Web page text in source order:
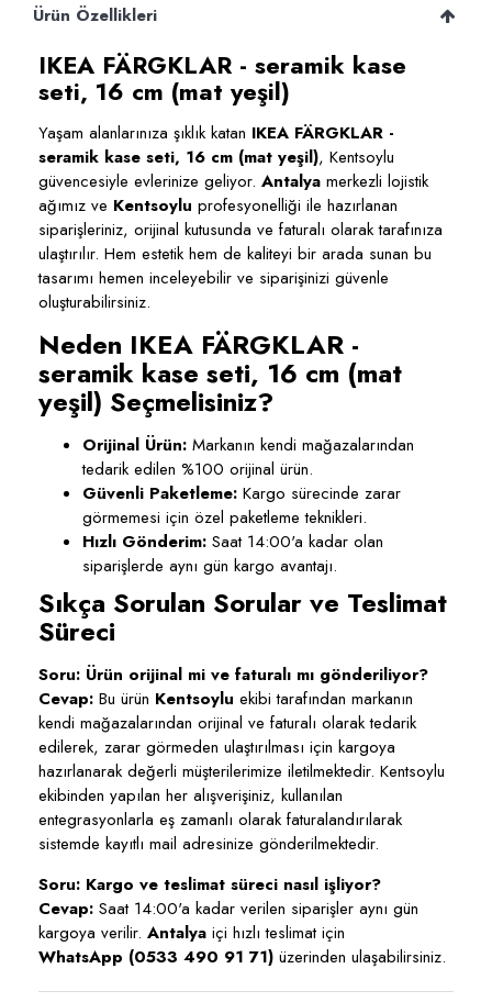
Ürün Özellikleri
IKEA FÄRGKLAR - seramik kase
seti, 16 cm (mat yeşil)
Yaşam alanlarınıza şıklık katan IKEA FÄRGKLAR -
seramik kase seti, 16 cm (mat yeşil), Kentsoylu
güvencesiyle evlerinize geliyor. Antalya merkezli lojistik
ağımız ve Kentsoylu profesyonelliği ile hazırlanan
siparişleriniz, orijinal kutusunda ve faturalı olarak tarafınıza
ulaştırılır. Hem estetik hem de kaliteyi bir arada sunan bu
tasarımı hemen inceleyebilir ve siparişinizi güvenle
oluşturabilirsiniz.
Neden IKEA FÄRGKLAR -
seramik kase seti, 16 cm (mat
yeşil) Seçmelisiniz?
Orijinal Ürün: Markanın kendi mağazalarından
tedarik edilen %100 orijinal ürün.
Güvenli Paketleme: Kargo sürecinde zarar
görmemesi için özel paketleme teknikleri.
Hızlı Gönderim: Saat 14:00'a kadar olan
siparişlerde aynı gün kargo avantajı.
Sıkça Sorulan Sorular ve Teslimat
Süreci
Soru: Ürün orijinal mi ve faturalı mı gönderiliyor?
Cevap: Bu ürün Kentsoylu ekibi tarafından markanın
kendi mağazalarından orijinal ve faturalı olarak tedarik
edilerek, zarar görmeden ulaştırılması için kargoya
hazırlanarak değerli müşterilerimize iletilmektedir. Kentsoylu
ekibinden yapılan her alışverişiniz, kullanılan
entegrasyonlarla eş zamanlı olarak faturalandırılarak
sistemde kayıtlı mail adresinize gönderilmektedir.
Soru: Kargo ve teslimat süreci nasıl işliyor?
Cevap: Saat 14:00'a kadar verilen siparişler aynı gün
kargoya verilir. Antalya içi hızlı teslimat için
WhatsApp (0533 490 91 71) üzerinden ulaşabilirsiniz.